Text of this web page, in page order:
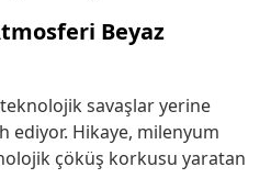
Beyaz
savaşlar yerine
Hikaye, milenyum
çöküş korkusu yaratan